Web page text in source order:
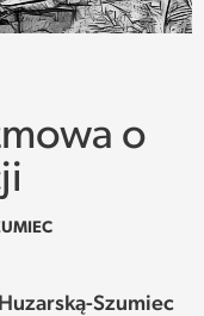
o
Szumiec